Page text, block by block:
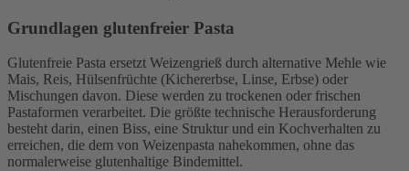
Grundlagen glutenfreier Pasta
Glutenfreie Pasta ersetzt Weizengrieß durch alternative Mehle wie
Mais, Reis, Hülsenfrüchte (Kichererbse, Linse, Erbse) oder
Mischungen davon. Diese werden zu trockenen oder frischen
Pastaformen verarbeitet. Die größte technische Herausforderung
besteht darin, einen Biss, eine Struktur und ein Kochverhalten zu
erreichen, die dem von Weizenpasta nahekommen, ohne das
normalerweise glutenhaltige Bindemittel.